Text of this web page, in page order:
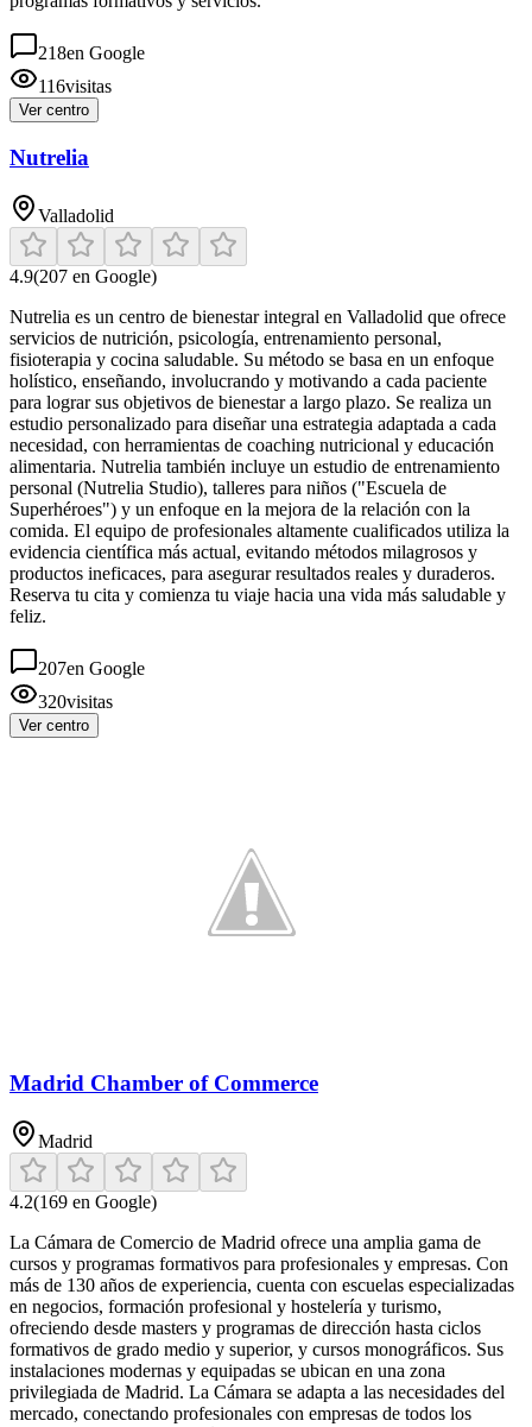
218en Google
116visitas
Ver centro
Nutrelia
Valladolid
4.9(207 en Google)
Nutrelia es un centro de bienestar integral en Valladolid que ofrece
servicios de nutrición, psicología, entrenamiento personal,
fisioterapia y cocina saludable. Su método se basa en un enfoque
holístico, enseñando, involucrando y motivando a cada paciente
para lograr sus objetivos de bienestar a largo plazo. Se realiza un
estudio personalizado para diseñar una estrategia adaptada a cada
necesidad, con herramientas de coaching nutricional y educación
alimentaria. Nutrelia también incluye un estudio de entrenamiento
personal (Nutrelia Studio), talleres para niños ("Escuela de
Superhéroes") y un enfoque en la mejora de la relación con la
comida. El equipo de profesionales altamente cualificados utiliza la
evidencia científica más actual, evitando métodos milagrosos y
productos ineficaces, para asegurar resultados reales y duraderos.
Reserva tu cita y comienza tu viaje hacia una vida más saludable y
feliz.
207en Google
320visitas
Ver centro
Madrid Chamber of Commerce
Madrid
4.2(169 en Google)
La Cámara de Comercio de Madrid ofrece una amplia gama de
cursos y programas formativos para profesionales y empresas. Con
más de 130 años de experiencia, cuenta con escuelas especializadas
en negocios, formación profesional y hostelería y turismo,
ofreciendo desde masters y programas de dirección hasta ciclos
formativos de grado medio y superior, y cursos monográficos. Sus
instalaciones modernas y equipadas se ubican en una zona
privilegiada de Madrid. La Cámara se adapta a las necesidades del
mercado, conectando profesionales con empresas de todos los